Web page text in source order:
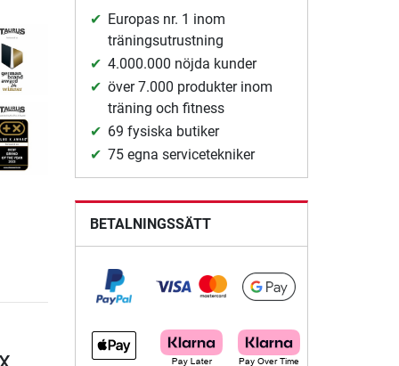
Europas nr. 1 inom
träningsutrustning
4.000.000 nöjda kunder
över 7.000 produkter inom
träning och fitness
69 fysiska butiker
75 egna servicetekniker
BETALNINGSSÄTT